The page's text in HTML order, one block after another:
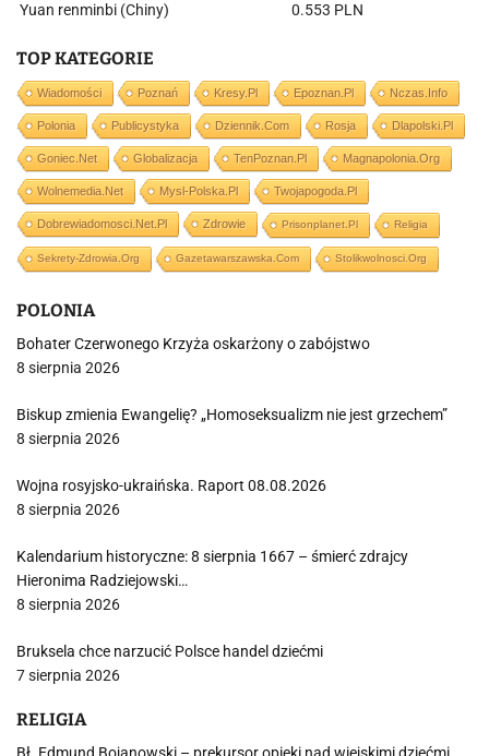
Yuan renminbi (Chiny)
0.553 PLN
TOP KATEGORIE
Wiadomości Poznań Kresy.pl Epoznan.pl Nczas.info
Polonia Publicystyka Dziennik.com Rosja Dlapolski.pl
Goniec.net Globalizacja TenPoznan.pl Magnapolonia.org
Wolnemedia.net Mysl-Polska.pl Twojapogoda.pl
Dobrewiadomosci.net.pl Zdrowie Prisonplanet.pl Religia
Sekrety-Zdrowia.org Gazetawarszawska.com Stolikwolnosci.org
POLONIA
Bohater Czerwonego Krzyża oskarżony o zabójstwo
8 sierpnia 2026
Biskup zmienia Ewangelię? „Homoseksualizm nie jest grzechem”
8 sierpnia 2026
Wojna rosyjsko-ukraińska. Raport 08.08.2026
8 sierpnia 2026
Kalendarium historyczne: 8 sierpnia 1667 – śmierć zdrajcy
Hieronima Radziejowski…
8 sierpnia 2026
Bruksela chce narzucić Polsce handel dziećmi
7 sierpnia 2026
RELIGIA